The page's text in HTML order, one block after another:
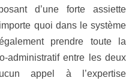
d’une forte assiette
quoi dans le système
prendre toute la
administratif entre les deux
appel à l’expertise